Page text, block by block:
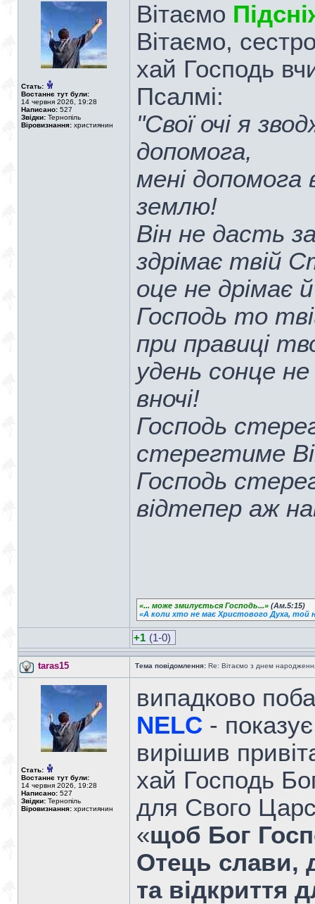
Стать:
Востаннє тут були:
14 червня 2026, 19:28
Написано: 527
Звідки: Тернопіль
Віровизнання: християнин
Вітаємо
Вітаємо,
хай Господь
Псалмі:
"Свої очі я
допомога,
мені допомога
землю!
Він не дасть
здрімає твій
оце не дрімає
Господь то
при правиці
удень сонце
вночі!
Господь
стерегтиме
Господь
відтепер аж
«... може змилується Господь...» (Ам.5:15)
«А коли хто не має Христового Духа, той
+1 (1-0)
taras15 Тема повідомлення: Re: Вітаємо з днем
Стать:
Востаннє тут були:
14 червня 2026, 19:28
Написано: 527
Звідки: Тернопіль
Віровизнання: християнин
випадково
NELC -
вирішив
хай Господь
для Свого
«щоб Бог
Отець слави,
та відкриття